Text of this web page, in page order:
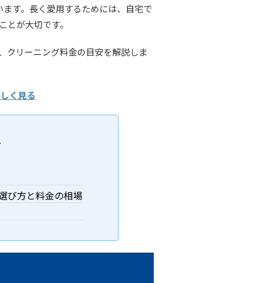
す。長く愛用するためには、自宅で
が大切です。
クリーニング料金の目安を解説しま
く見る
び方と料金の相場